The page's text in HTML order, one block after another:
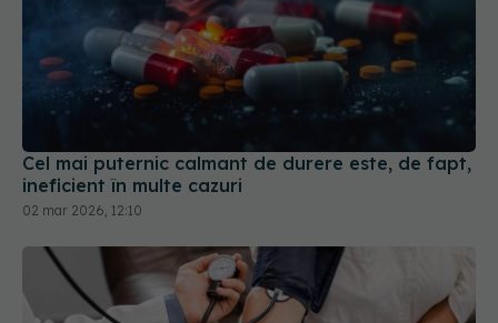
Cel mai puternic calmant de durere este, de fapt,
ineficient în multe cazuri
02 mar 2026, 12:10